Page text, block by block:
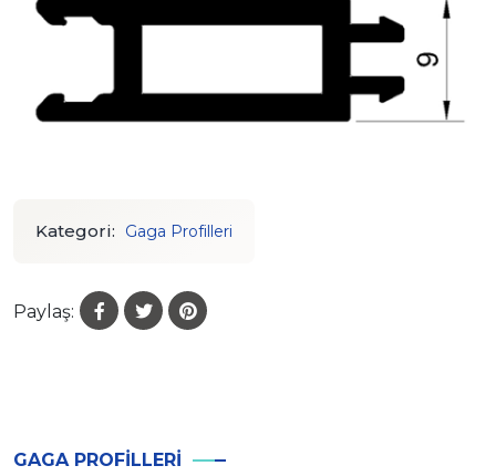
Kategori: Gaga Profilleri
Paylaş:
GAGA PROFILLERI